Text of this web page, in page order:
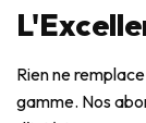
Rien ne
gamme. Nos